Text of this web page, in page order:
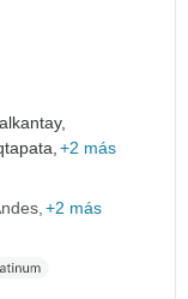
+2 más
+2 más